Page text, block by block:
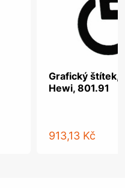
Grafický štítek,
Hewi, 801.91
913,13 Kč